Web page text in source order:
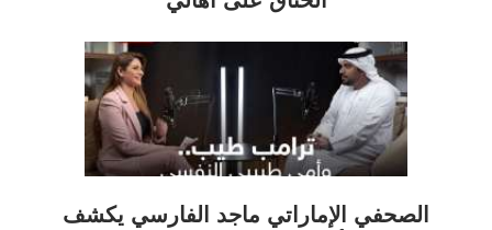
الصحفي الإماراتي ماجد الفارسي يكشف